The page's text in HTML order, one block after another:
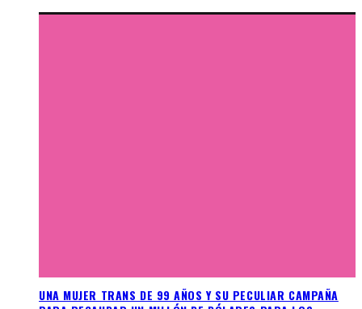
UNA MUJER TRANS DE 99 AÑOS Y SU PECULIAR CAMPAÑA